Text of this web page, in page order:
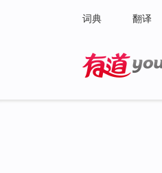
词典 翻译